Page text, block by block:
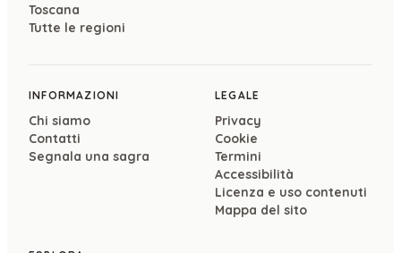
Toscana
Tutte le regioni
INFORMAZIONI
Chi siamo
Contatti
Segnala una sagra
LEGALE
Privacy
Cookie
Termini
Accessibilità
Licenza e uso contenuti
Mappa del sito